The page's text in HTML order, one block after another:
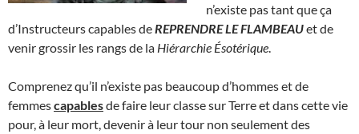
n’existe pas tant que ça
d’Instructeurs capables de REPRENDRE LE FLAMBEAUet de
venir grossir les rangs de la Hiérarchie Ésotérique
Comprenez qu’il n’existe pas beaucoup d’hommes et de
femmescapablesde faire leur classe sur Terre et dans cette vie
pour, à leur mort, devenir à leur tour non seulement des